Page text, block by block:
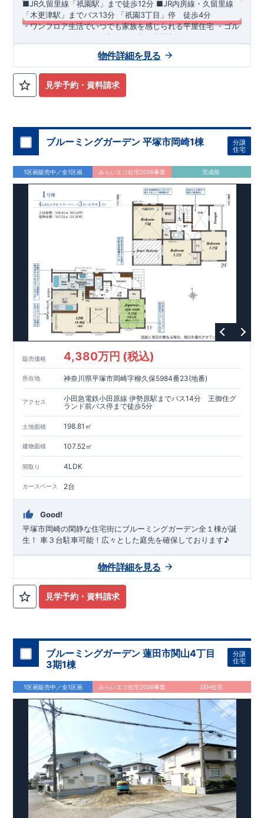
■JR久留里線「祇園駅」まで徒歩12分 ​■JR内房線・久留里線
「木更津駅」までバス13分 ​「祇園3丁目」停 徒歩4分​
​・ワンフロア生活でいつでも家族を感じられる平屋住宅 ・ゴル
フバッグやベビーカーの収納に便利な土間収納 ・ライフスタイ
イリッシュな洗面化粧台【スマートサニタリーirodori】
三中学校 約1,081m(徒歩約14分)
更津祇園店 約279m(徒歩約4分) ◎ スーパー富分清見台店 約
■第三者機関が設計・建物検査(全四回)を実施 ■税制優遇あり
4分野6項目で最高等級を取得!
□ 構造の安定 (耐風等級2・耐震等級3) □ 劣化の軽減 (劣化対
境 (ホルムアルデヒド発散等級3)
快適に長く住める住宅
【長期優良住宅】■国の定める7つの技術基準をクリア ■税制
優遇あり 【東栄セーフティーダンパー標準装備】■制震ダンパ
ーで振れ幅を大幅に低減、繰り返す地震に強い『耐震+制震』
■メンテナンスフリー
詳細やご見学など、お気軽にお問合せ下さ
い♪ 東栄住宅 千葉営業所 TEL:0120-57-1081
見学予約・資料請求
物件詳細を見る
ブルーミングガーデン 平塚市岡崎1棟
分譲
住宅
1区画販売中／全1区画 みらいエコ住宅2026事業 完成前
販売価格 4,380万円 (税込)
所在地 神奈川県平塚市岡崎字柳久保5984番23(地番)
アクセス
小田急電鉄小田原線 伊勢原駅までバス14分 王御住グ
ランド前バス停まで徒歩5分
土地面積 198.81㎡
建物面積 107.52㎡
間取り 4LDK
カースペース 2台
Good!
平塚市岡崎の閑静な住宅街にブルーミングガーデン全１棟が誕
生！ 車３台駐車可能！広々とした庭先を確保しております♪
見学予約・資料請求
物件詳細を見る
ブルーミングガーデン 蓮田市関山4丁目
3期1棟
分譲
住宅
1区画販売中／全1区画 みらいエコ住宅2026事業 ZEH住宅